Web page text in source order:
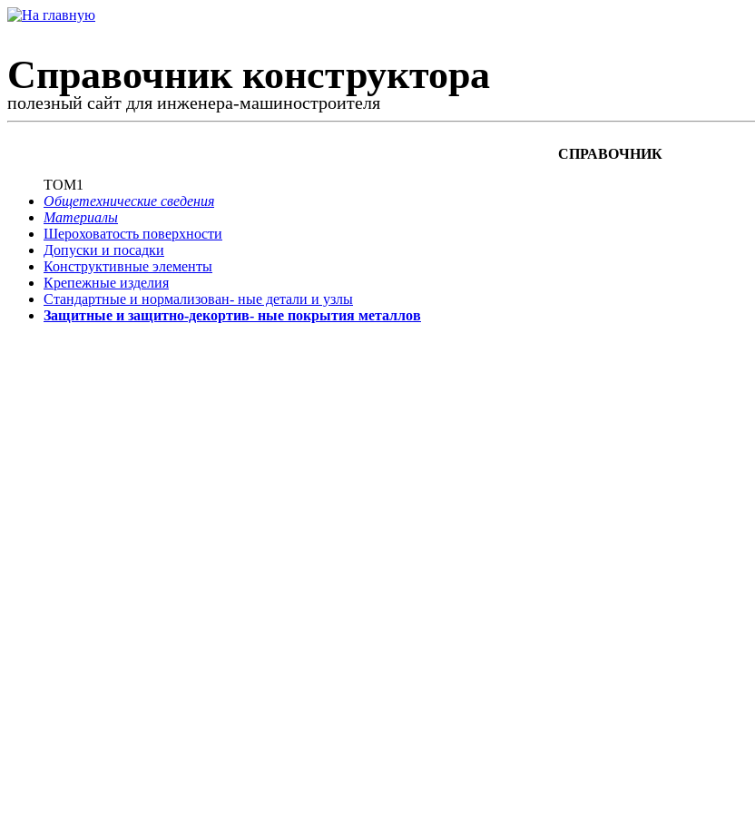
Справочник конструктора
полезный сайт для инженера-машиностроителя
СПРАВОЧНИК
ТОМ1
Общетехнические сведения
Материалы
Шероховатость поверхности
Допуски и посадки
Конструктивные элементы
Крепежные изделия
Стандартные и нормализован- ные детали и узлы
Защитные и защитно-декортив- ные покрытия металлов